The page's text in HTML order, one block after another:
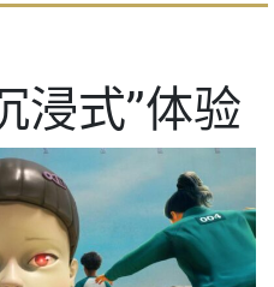
浸式”体验